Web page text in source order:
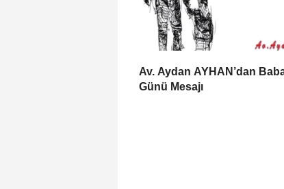
Av. Aydan AYHAN’dan
Günü Mesajı